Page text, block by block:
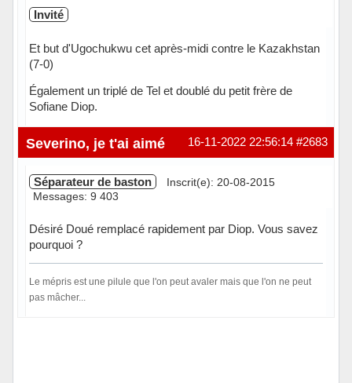
Invité
Et but d'Ugochukwu cet après-midi contre le Kazakhstan
(7-0)
Également un triplé de Tel et doublé du petit frère de
Sofiane Diop.
#2683
16-11-2022 22:56:14
Severino, je t'ai aimé
Séparateur de baston
Inscrit(e): 20-08-2015
Messages: 9 403
Désiré Doué remplacé rapidement par Diop. Vous savez
pourquoi ?
Le mépris est une pilule que l'on peut avaler mais que l'on ne peut
pas mâcher...